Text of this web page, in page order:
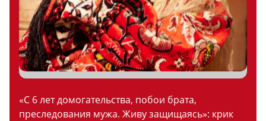
«С 6 лет домогательства, побои брата,
преследования мужа. Живу защищаясь»: крик